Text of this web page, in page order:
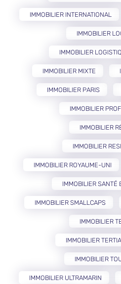
IMMOBILIER INTERNATIONAL
IMMOBILIER
IMMOBILIER
IMMOBILIER MIXTE
IMMOBILIER PARIS
IMMOBILIER
IMMOBILIER
IMMOBILIER
IMMOBILIER ROYAUME-UNI
IMMOBILIER SANTÉ
IMMOBILIER SMALLCAPS
IMMOBILIER
IMMOBILIER
IMMOBILIER
IMMOBILIER ULTRAMARIN